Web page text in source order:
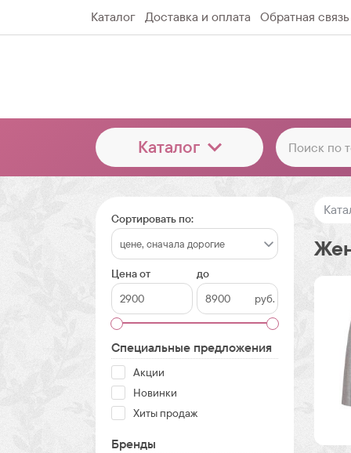
Каталог Доставка и оплата Обратная связь
Каталог
Сортировать по:
Цена от
до
руб.
Специальные предложения
Акции
Новинки
Хиты продаж
Бренды